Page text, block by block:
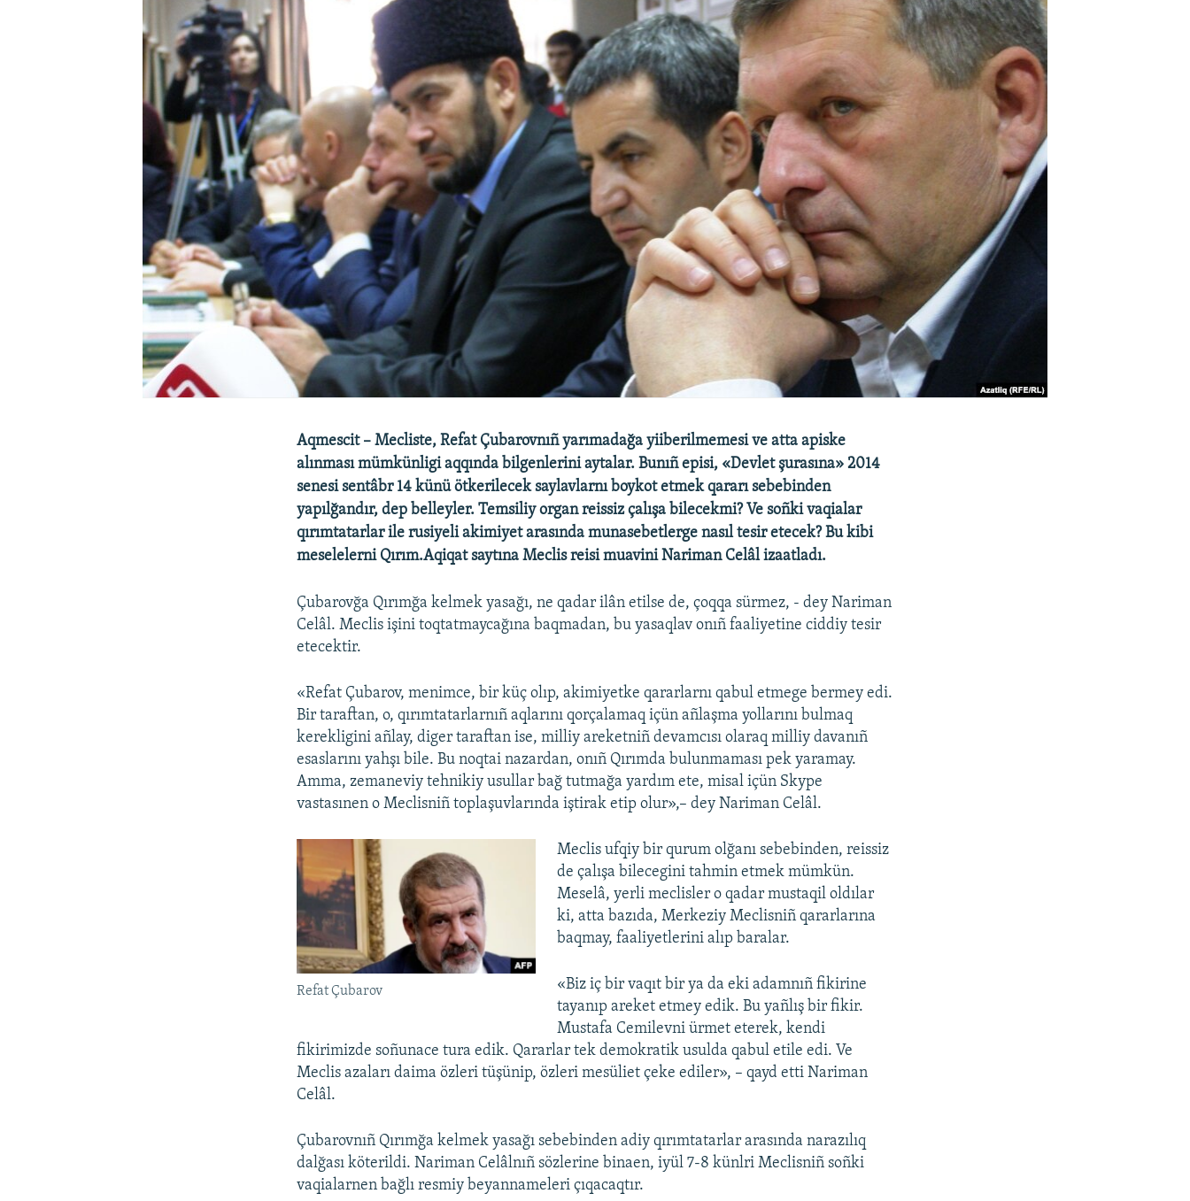
Aqmescit – Mecliste, Refat Çubarovnıñ yarımadağa yiiberilmemesi ve atta apiske
alınması mümkünligi aqqında bilgenlerini aytalar. Bunıñ episi, «Devlet şurasına» 2014
senesi sentâbr 14 künü ötkerilecek saylavlarnı boykot etmek qararı sebebinden
yapılğandır, dep belleyler. Temsiliy organ reissiz çalışa bilecekmi? Ve soñki vaqialar
qırımtatarlar ile rusiyeli akimiyet arasında munasebetlerge nasıl tesir etecek? Bu kibi
meselelerni Qırım.Aqiqat saytına Meclis reisi muavini Nariman Celâl izaatladı.
Çubarovğa Qırımğa kelmek yasağı, ne qadar ilân etilse de, çoqqa sürmez, - dey Nariman
Celâl. Meclis işini toqtatmaycağına baqmadan, bu yasaqlav onıñ faaliyetine ciddiy tesir
etecektir.
«Refat Çubarov, menimce, bir küç olıp, akimiyetke qararlarnı qabul etmege bermey edi.
Bir taraftan, o, qırımtatarlarnıñ aqlarını qorçalamaq içün añlaşma yollarını bulmaq
kerekligini añlay, diger taraftan ise, milliy areketniñ devamcısı olaraq milliy davanıñ
esaslarını yahşı bile. Bu noqtai nazardan, onıñ Qırımda bulunmaması pek yaramay.
Amma, zemaneviy tehnikiy usullar bağ tutmağa yardım ete, misal içün Skype
vastasınen o Meclisniñ toplaşuvlarında iştirak etip olur»,– dey Nariman Celâl.
Refat Çubarov
Meclis ufqiy bir qurum olğanı sebebinden, reissiz
de çalışa bilecegini tahmin etmek mümkün.
Meselâ, yerli meclisler o qadar mustaqil oldılar
ki, atta bazıda, Merkeziy Meclisniñ qararlarına
baqmay, faaliyetlerini alıp baralar.
«Biz iç bir vaqıt bir ya da eki adamnıñ fikirine
tayanıp areket etmey edik. Bu yañlış bir fikir.
Mustafa Cemilevni ürmet eterek, kendi
fikirimizde soñunace tura edik. Qararlar tek demokratik usulda qabul etile edi. Ve
Meclis azaları daima özleri tüşünip, özleri mesüliet çeke ediler», – qayd etti Nariman
Celâl.
Çubarovnıñ Qırımğa kelmek yasağı sebebinden adiy qırımtatarlar arasında narazılıq
dalğası köterildi. Nariman Celâlnıñ sözlerine binaen, iyül 7-8 künlri Meclisniñ soñki
vaqialarnen bağlı resmiy beyannameleri çıqacaqtır.